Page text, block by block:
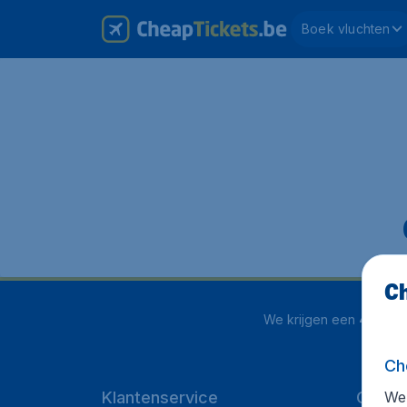
Boek vluchten
We krijgen een 4.1 uit 5
Klantenservice